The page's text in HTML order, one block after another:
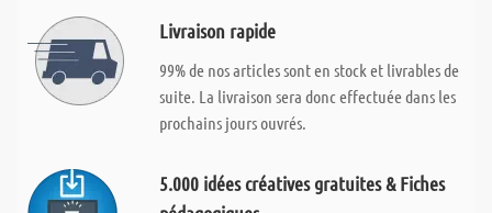
Livraison rapide
99% de nos articles sont en stock et livrables de
suite. La livraison sera donc effectuée dans les
prochains jours ouvrés.
5.000 idées créatives gratuites & Fiches